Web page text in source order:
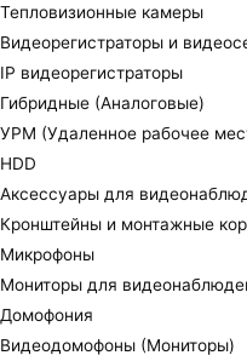
Тепловизионные камеры
Видеорегистраторы и
IP видеорегистраторы
Гибридные (Аналоговые)
УРМ (Удаленное рабочее
HDD
Аксессуары для
Кронштейны и монтажные
Микрофоны
Мониторы для
Домофония
Видеодомофоны (Мониторы)